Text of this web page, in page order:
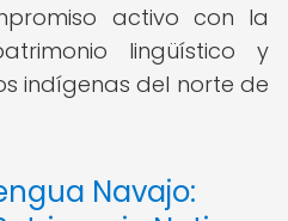
activo con la
lingüístico y
indígenas del norte de
Navajo: